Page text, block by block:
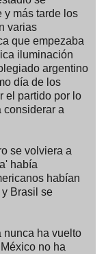
y más tarde los
varias
que empezaba
iluminación
argentino
día de los
el partido por lo
considerar a
se volviera a
había
habían
Brasil se
nunca ha vuelto
no ha